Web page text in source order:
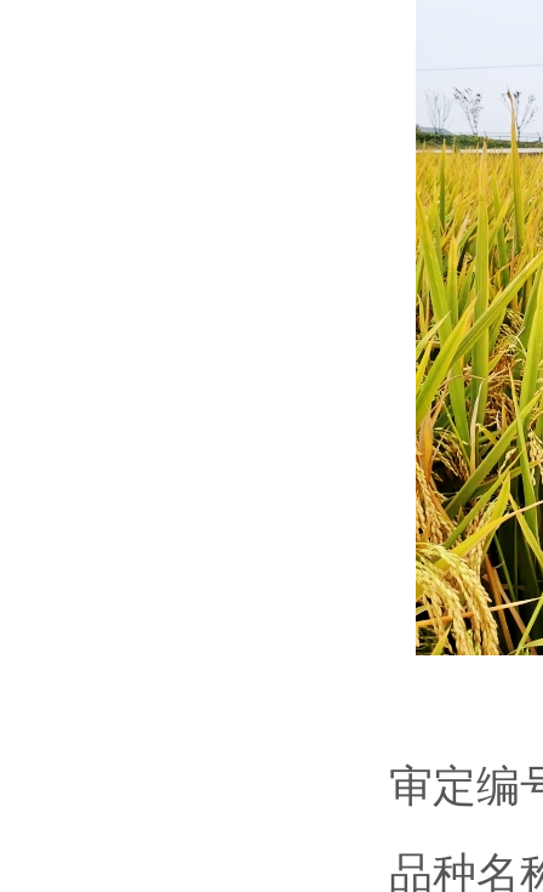
审定编
品种名